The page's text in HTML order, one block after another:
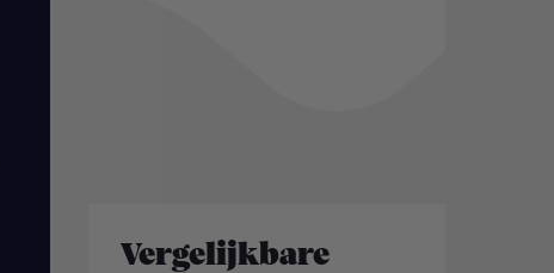
Vergelijkbare